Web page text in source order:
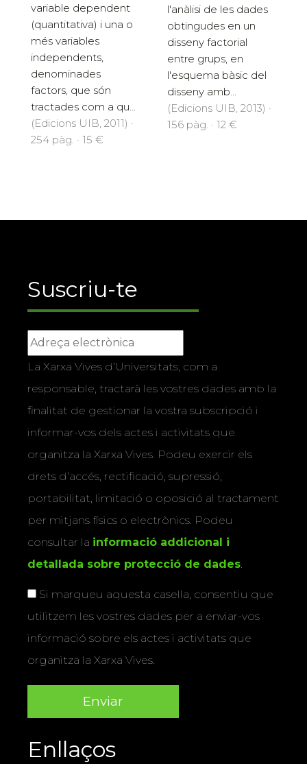
variable dependent
(quantitativa) i una o
més variables
independents,
denominades
factors, que són
tractades com a qu...
(Edicions UIB, 2011) ·
254 pàg. · 15 €
l'anàlisi de les dades
obtingudes en un
disseny factorial
entre grups, en
l'esquema bàsic del
disseny amb...
(Edicions UIB, 2013) ·
156 pàg. · 12 €
Suscriu-te
La Xarxa Vives d’Universitats, com a
responsable, tractarà les vostres dades amb la
finalitat de gestionar la vostra subscripció i
informar-vos dels actes i activitats que
organitza la Xarxa Vives. Podeu exercir els
drets d’accés, rectificació, supressió,
portabilitat, limitació o oposició al tractament
per mitjans físics o electrònics. Podeu
consultar la informació addicional i
detallada sobre protecció de dades.
Si marqueu aquesta casella, consentiu que
utilitzem les vostres dades per a enviar-vos
informació sobre els actes i activitats que
organitza la Xarxa Vives.
Enllaços